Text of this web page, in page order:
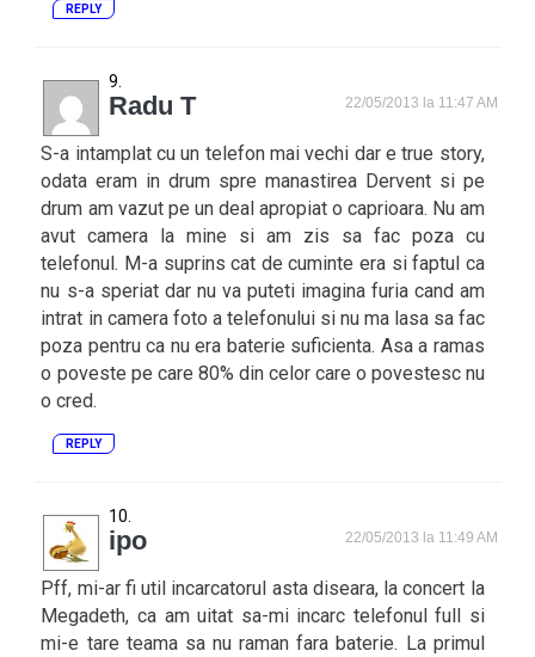
REPLY
Radu T 22/05/2013 la 11:47 AM
S-a intamplat cu un telefon mai vechi dar e true story,
odata eram in drum spre manastirea Dervent si pe
drum am vazut pe un deal apropiat o caprioara. Nu am
avut camera la mine si am zis sa fac poza cu
telefonul. M-a suprins cat de cuminte era si faptul ca
nu s-a speriat dar nu va puteti imagina furia cand am
intrat in camera foto a telefonului si nu ma lasa sa fac
poza pentru ca nu era baterie suficienta. Asa a ramas
o poveste pe care 80% din celor care o povestesc nu
o cred.
REPLY
ipo 22/05/2013 la 11:49 AM
Pff, mi-ar fi util incarcatorul asta diseara, la concert la
Megadeth, ca am uitat sa-mi incarc telefonul full si
mi-e tare teama sa nu raman fara baterie. La primul